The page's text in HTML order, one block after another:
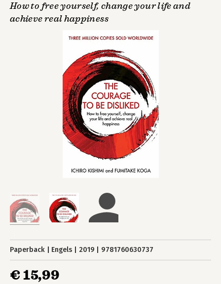
How to free yourself, change your life and
achieve real happiness
Paperback Engels 2019 9781760630737
€ 15,99